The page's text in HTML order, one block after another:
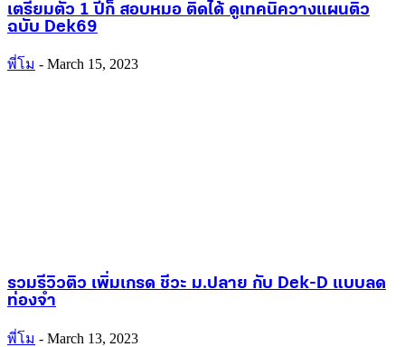
เตรียมตัว 1 ปีก็ สอบหมอ ติดได้ ดูเทคนิควางแผนติว
ฉบับ Dek69
พี่โม - March 15, 2023
รวมรีวิวติว เพิ่มเกรด ชีวะ ม.ปลาย กับ Dek-D แบบลด
ท่องจำ
พี่โม - March 13, 2023